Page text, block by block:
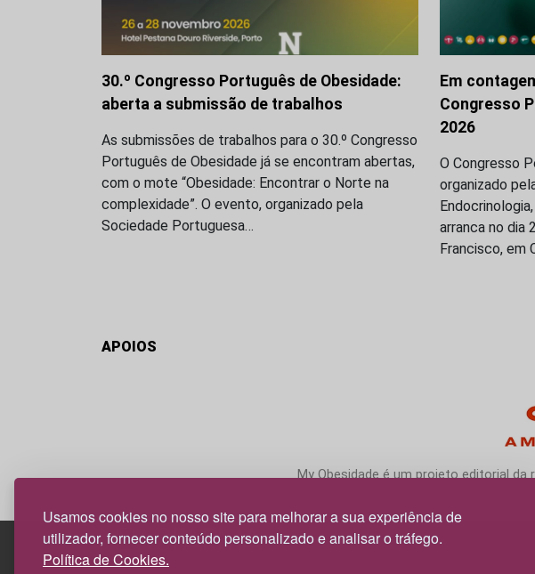
Usamos cookies no nosso site para melhorar a sua experiência de
utilizador, fornecer conteúdo personalizado e analisar o tráfego.
Política de Cookies.
30.º Congresso Português de Obesidade:
aberta a submissão de trabalhos
As submissões de trabalhos para o 30.º Congresso
Português de Obesidade já se encontram abertas,
com o mote “Obesidade: Encontrar o Norte na
complexidade”. O evento, organizado pela
Sociedade Portuguesa…
Em
Congresso
2026
O Congresso
organizado
arranca no dia
Francisco, em
APOIOS
My Obesidade é um projeto editorial da